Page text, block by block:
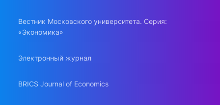
Вестник Московского университета. Серия:
«Экономика»
Электронный журнал
BRICS Journal of Economics